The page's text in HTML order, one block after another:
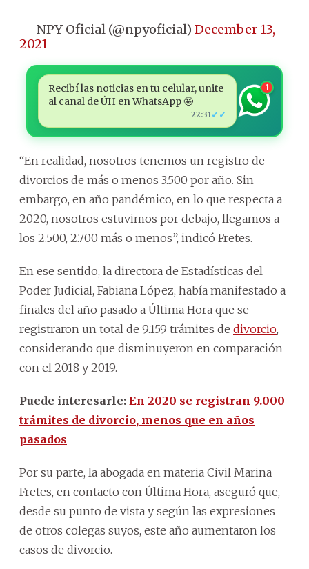
— NPY Oficial (@npyoficial) December 13,
2021
Recibí las noticias en tu celular, unite
al canal de ÚH en WhatsApp 🤩
22:31 ✓✓
1
“En realidad, nosotros tenemos un registro de
divorcios de más o menos 3.500 por año. Sin
embargo, en año pandémico, en lo que respecta a
2020, nosotros estuvimos por debajo, llegamos a
los 2.500, 2.700 más o menos”, indicó Fretes.
En ese sentido, la directora de Estadísticas del
Poder Judicial, Fabiana López, había manifestado a
finales del año pasado a Última Hora que se
registraron un total de 9.159 trámites de divorcio,
considerando que disminuyeron en comparación
con el 2018 y 2019.
Puede interesarle: En 2020 se registran 9.000
trámites de divorcio, menos que en años
pasados
Por su parte, la abogada en materia Civil Marina
Fretes, en contacto con Última Hora, aseguró que,
desde su punto de vista y según las expresiones
de otros colegas suyos, este año aumentaron los
casos de divorcio.